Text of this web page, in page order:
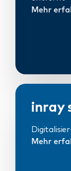
Mehr
inray
Mehr